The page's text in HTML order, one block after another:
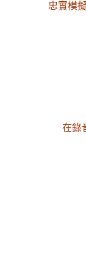
忠實模
在錄